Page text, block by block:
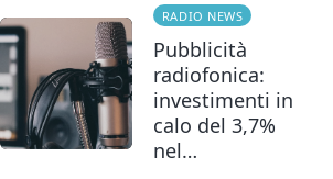
RADIO NEWS
Pubblicità
radiofonica:
investimenti in
calo del 3,7%
nel…